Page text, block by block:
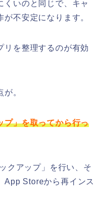
くいのと同じで、キャ
不安定になります。
リを整理するのが有効
。
プ」を取ってから行っ
クアップ」を行い、そ
App Storeから再インス